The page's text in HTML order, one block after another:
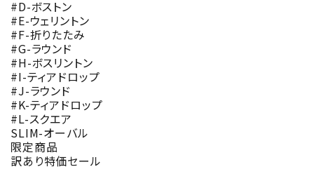
#D-ボストン
#E-ウェリントン
#F-折りたたみ
#G-ラウンド
#H-ボスリントン
#I-ティアドロップ
#J-ラウンド
#K-ティアドロップ
#L-スクエア
SLIM-オーバル
限定商品
訳あり特価セール